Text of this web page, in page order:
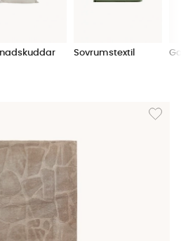
Sovrumstextil
Lägg